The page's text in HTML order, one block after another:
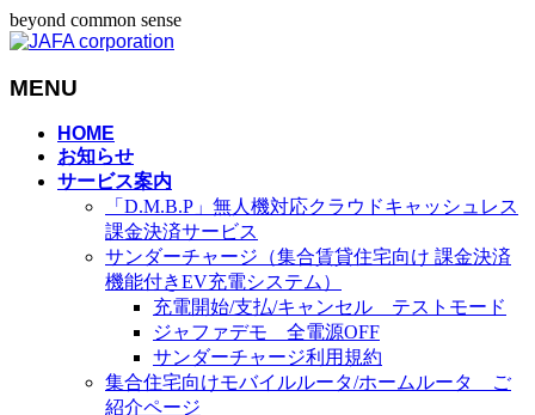
beyond common sense
MENU
HOME
お知らせ
サービス案内
「D.M.B.P」無人機対応クラウドキャッシュレス
課金決済サービス
サンダーチャージ（集合賃貸住宅向け 課金決済
機能付きEV充電システム）
充電開始/支払/キャンセル テストモード
ジャファデモ 全電源OFF
サンダーチャージ利用規約
集合住宅向けモバイルルータ/ホームルータ ご
紹介ページ